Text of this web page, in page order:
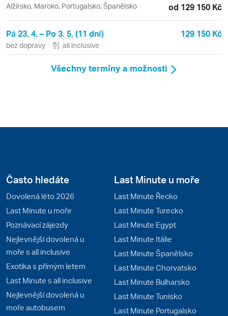
Alžírsko, Maroko, Portugalsko, Španělsko od 129 150 Kč
Pá 23. 4. – Po 3. 5. (11 dní) 129 150 Kč
bez dopravy all inclusive
Všechny termíny a možnosti
Často hledáte
Dovolená léto 2026
Last Minute u moře
Poznávací zájezdy
Nejlevnější dovolená u
moře s all inclusive
Exotika s přímým letem
Last Minute s all inclusive
Nejlevnější dovolená u
moře autobusem
Last Minute u moře
Last Minute Řecko
Last Minute Turecko
Last Minute Egypt
Last Minute Itálie
Last Minute Španělsko
Last Minute Chorvatsko
Last Minute Bulharsko
Last Minute Tunisko
Last Minute Portugalsko